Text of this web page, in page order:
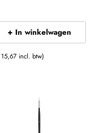
+ In winkelwagen
incl. btw)